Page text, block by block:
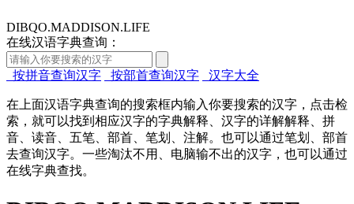
DIBQO.MADDISON.LIFE
在线汉语字典查询：
按拼音查询汉字 按部首查询汉字 汉字大全
在上面汉语字典查询的搜索框内输入你要搜索的汉字，点击检
索，就可以找到相应汉字的字典解释、汉字的详解解释、拼
音、读音、五笔、部首、笔划、注解。也可以通过笔划、部首
去查询汉字。一些淘汰不用、电脑输不出的汉字，也可以通过
在线字典查找。